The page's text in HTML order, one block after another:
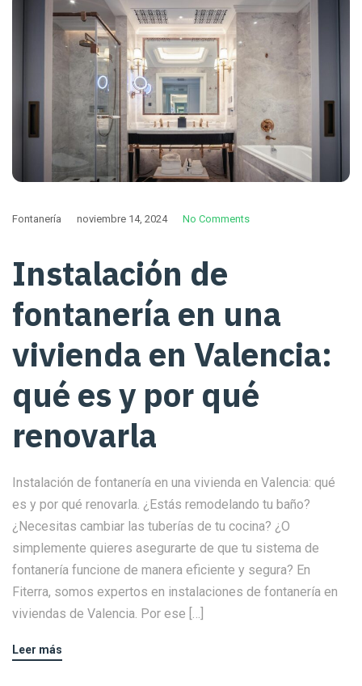
Fontanería noviembre 14, 2024 No Comments
Instalación de
fontanería en una
vivienda en Valencia:
qué es y por qué
renovarla
Instalación de fontanería en una vivienda en Valencia: qué
es y por qué renovarla. ¿Estás remodelando tu baño?
¿Necesitas cambiar las tuberías de tu cocina? ¿O
simplemente quieres asegurarte de que tu sistema de
fontanería funcione de manera eficiente y segura? En
Fiterra, somos expertos en instalaciones de fontanería en
viviendas de Valencia. Por ese […]
Leer más